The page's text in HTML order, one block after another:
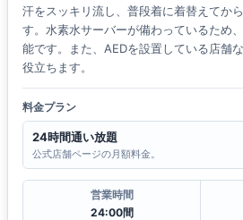
汗をスッキリ流し、普段着に着替えてか
す。水素水サーバーが備わっているため
能です。また、AEDを設置している店舗
役立ちます。
料金プラン
24時間通い放題
公式店舗ページの月額料金。
営業時間
24:00間